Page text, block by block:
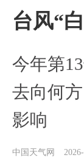
台风“
今年第
去向何
影响
中国天气网